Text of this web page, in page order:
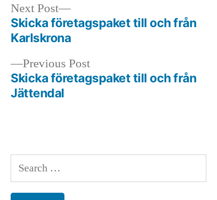
Post
navigation
Previous PostPrevious
post:
Skicka företagspaket till och från
Jättendal
Next Post
Next
post:
Skicka företagspaket till och från
Karlskrona
Search
for: